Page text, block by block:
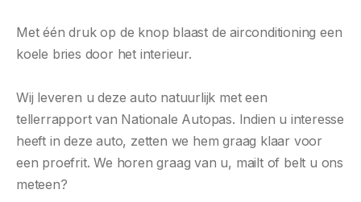
Met één druk op de knop blaast de airconditioning een
koele bries door het interieur.
Wij leveren u deze auto natuurlijk met een
tellerrapport van Nationale Autopas. Indien u interesse
heeft in deze auto, zetten we hem graag klaar voor
een proefrit. We horen graag van u, mailt of belt u ons
meteen?